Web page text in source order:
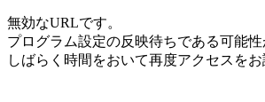
無効なURLです。
プログラム設定の反映待ちである可能性
しばらく時間をおいて再度アクセスをお